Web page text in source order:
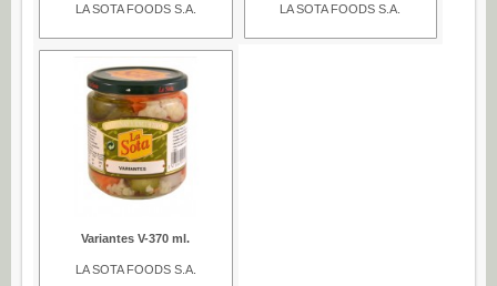
LA SOTA FOODS S.A. LA SOTA FOODS S.A.
Variantes V-370 ml.
LA SOTA FOODS S.A.